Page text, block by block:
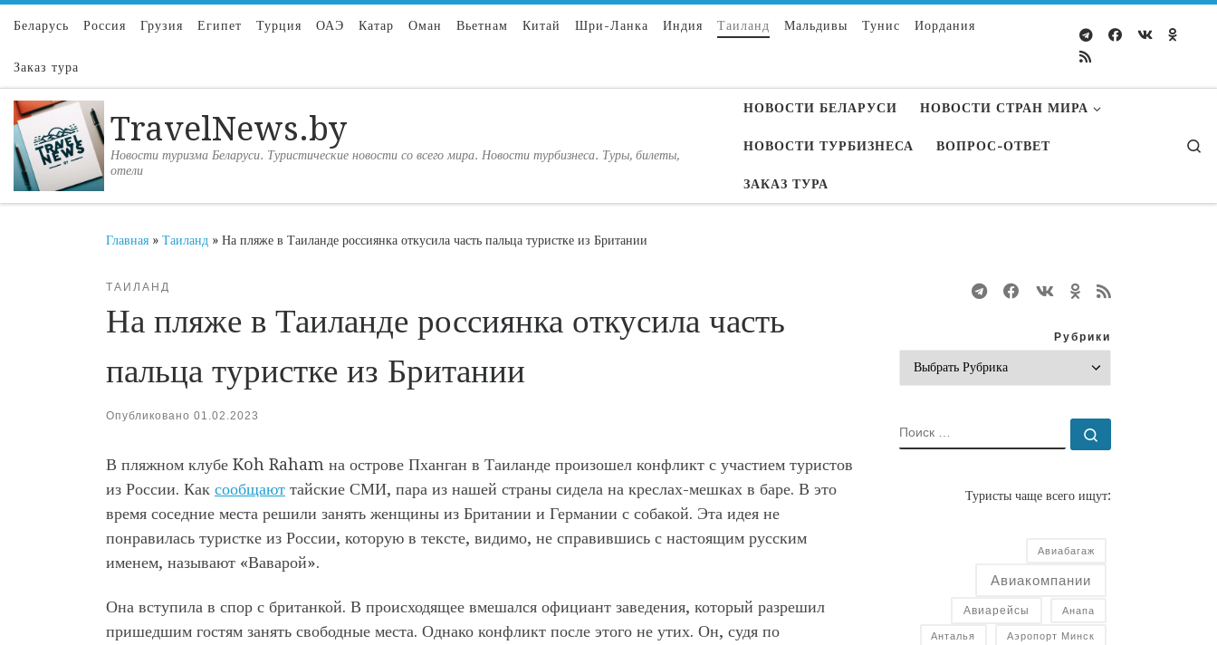
Перейти к содержимому
Беларусь Россия Грузия Египет Турция ОАЭ Катар Оман Вьетнам Китай Шри-Ланка Индия Таиланд Мальдивы Тунис Иордания
Заказ тура
TravelNews.by
Новости туризма Беларуси. Туристические новости со всего мира. Новости турбизнеса. Туры, билеты,
отели
НОВОСТИ БЕЛАРУСИ НОВОСТИ СТРАН МИРА
НОВОСТИ ТУРБИЗНЕСА ВОПРОС-ОТВЕТ
ЗАКАЗ ТУРА
Главная » Таиланд » На пляже в Таиланде россиянка откусила часть пальца туристке из Британии
ТАИЛАНД
На пляже в Таиланде россиянка откусила часть
пальца туристке из Британии
Опубликовано 01.02.2023
В пляжном клубе Koh Raham на острове Пханган в Таиланде произошел конфликт с участием туристов
из России. Как сообщают тайские СМИ, пара из нашей страны сидела на креслах-мешках в баре. В это
время соседние места решили занять женщины из Британии и Германии с собакой. Эта идея не
понравилась туристке из России, которую в тексте, видимо, не справившись с настоящим русским
именем, называют «Ваварой».
Она вступила в спор с британкой. В происходящее вмешался официант заведения, который разрешил
пришедшим гостям занять свободные места. Однако конфликт после этого не утих. Он, судя по
Рубрики
ПОИСК
Туристы чаще всего ищут:
Авиабагаж
Авиакомпании
Авиарейсы Анапа
Анталья Аэропорт Минск